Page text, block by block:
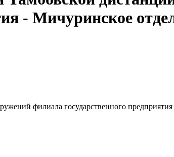
- Мичуринское
филиала государственного